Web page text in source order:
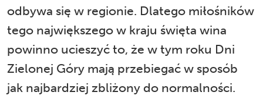
odbywa się w regionie. Dlatego miłośników
tego największego w kraju święta wina
powinno ucieszyć to, że w tym roku Dni
Zielonej Góry mają przebiegać w sposób
jak najbardziej zbliżony do normalności.